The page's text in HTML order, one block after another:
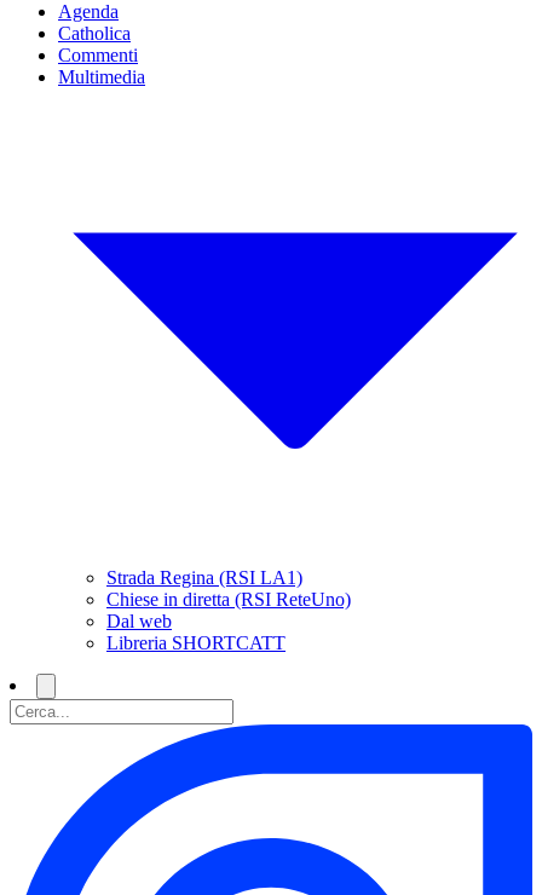
Agenda
Catholica
Commenti
Multimedia
Strada Regina (RSI LA1)
Chiese in diretta (RSI ReteUno)
Dal web
Libreria SHORTCATT